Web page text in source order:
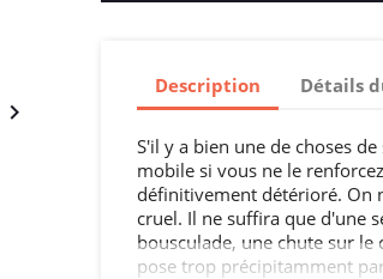

Description Détails
S'il y a bien une de choses
mobile si vous ne le
définitivement détérioré. On
cruel. Il ne suffira que d'une
bousculade, une chute sur le
pose trop précipitamment